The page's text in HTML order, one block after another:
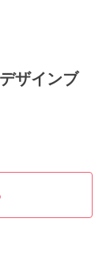
ザインブ